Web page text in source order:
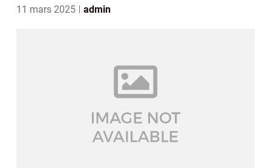
11 mars 2025 admin